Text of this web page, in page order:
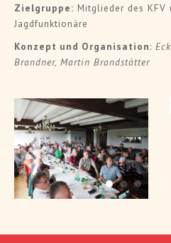
Zielgruppe: Mitglieder des KFV
Jagdfunktionäre
Konzept und Organisation:
Brandner, Martin Brandstätter